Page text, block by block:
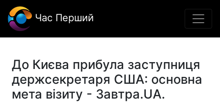
Час Перший
До Києва прибула заступниця
держсекретаря США: основна
мета візиту - Завтра.UA.